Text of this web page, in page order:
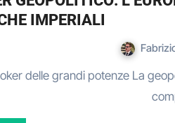
IMPERIALI
delle grandi potenze La